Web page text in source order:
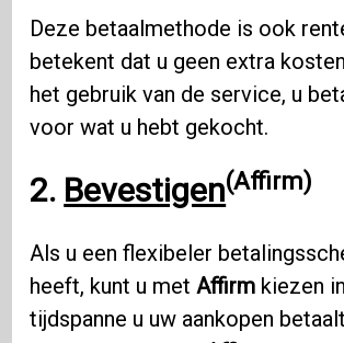
Deze betaalmethode is ook
betekent dat u geen extra
het gebruik van de service, u
voor wat u hebt gekocht.
2. Bevestigen(Affirm)
Als u een flexibeler
heeft, kunt u metAffirm kiezen
tijdspanne u uw aankopen